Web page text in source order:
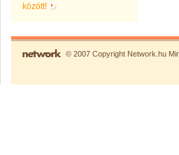
között!
© 2007 Copyright Network.hu